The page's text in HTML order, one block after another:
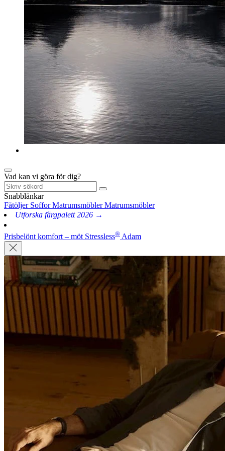
Vad kan vi göra för dig?
Snabblänkar
Fåtöljer SofforMatrumsmöblerMatrumsmöbler
Utforska färgpalett 2026 →
Prisbelönt komfort – möt Stressless® Adam